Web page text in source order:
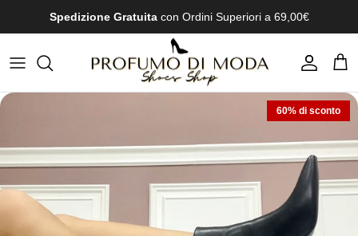
Spedizione Gratuita con Ordini Superiori a 69,00€
Account
60% di sconto